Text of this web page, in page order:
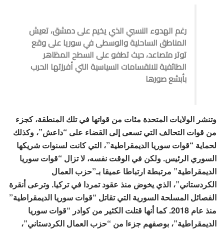
رغم الهدوء النسبي الذي يخيم على دمشق، تعيش
المناطق الساحلية والوسطى في سوريا على وقع
توتر متصاعد، حيث تطفو على السطح المظاهر
الطائفية للانقسامات السياسية التي أفرزتها الحرب
بأبشع صورها
وتنشر الولايات المتحدة مئات من قواتها في تلك المنطقة، كجزء
من قوات التحالف التي تسعى إلى القضاء على “داعش”، وكذلك
لحماية “قوات سوريا الديمقراطية”، التي كانت لسنوات شريكها
السوري الرئيس. ولكن في الوقت نفسه، لا تزال “قوات سوريا
الديمقراطية” مرتبطة ارتباطا عميقا بـ”حزب العمال
الكردستاني”، الذي يخوض منذ عقود تمردا في تركيا. وترعى أنقرة
الفصائل المسلحة السورية التي تقاتل “قوات سوريا الديمقراطية”
منذ عام 2018. كما أنها قتلت الكثير من كوادر “قوات سوريا
الديمقراطية”، بوصفهم جزءا من “حزب العمال الكردستاني”،